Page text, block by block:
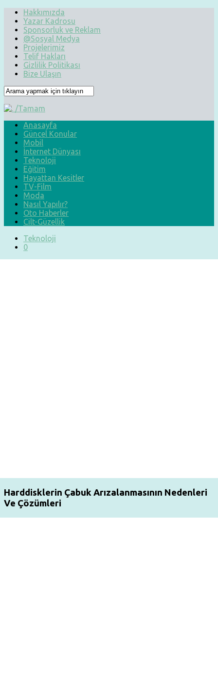
Hakkımızda
Yazar Kadrosu
Sponsorluk ve Reklam
@Sosyal Medya
Projelerimiz
Telif Hakları
Gizlilik Politikası
Bize Ulaşın
Anasayfa
Güncel Konular
Mobil
İnternet Dünyası
Teknoloji
Eğitim
Hayattan Kesitler
TV-Film
Moda
Nasıl Yapılır?
Oto Haberler
Cilt-Güzellik
Teknoloji
0
Harddisklerin Çabuk Arızalanmasının Nedenleri
Ve Çözümleri